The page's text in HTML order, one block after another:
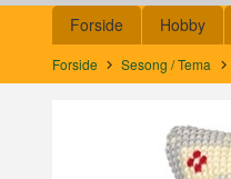
Produkter
Forside Hobby
Forside Sesong / Tema